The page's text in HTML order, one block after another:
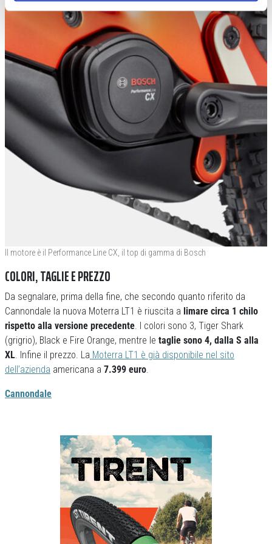
Il motore è il Performance Line CX, il top di gamma di Bosch
COLORI, TAGLIE E PREZZO
Da segnalare, prima della fine, che secondo quanto riferito da
Cannondale la nuova Moterra LT1 è riuscita a limare circa 1 chilo
rispetto alla versione precedente. I colori sono 3, Tiger Shark
(grigrio), Black e Fire Orange, mentre le taglie sono 4, dalla S alla
XL. Infine il prezzo. La Moterra LT1 è già disponibile nel sito
dell’azienda americana a 7.399 euro.
Cannondale
Previous